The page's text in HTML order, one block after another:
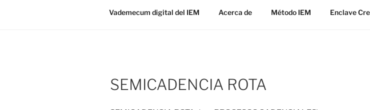
Vademecum digital del IEM Acerca de Método IEM Enclave
SEMICADENCIA ROTA